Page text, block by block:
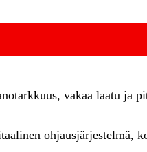
vakaa laatu ja
ohjausjärjestelmä,